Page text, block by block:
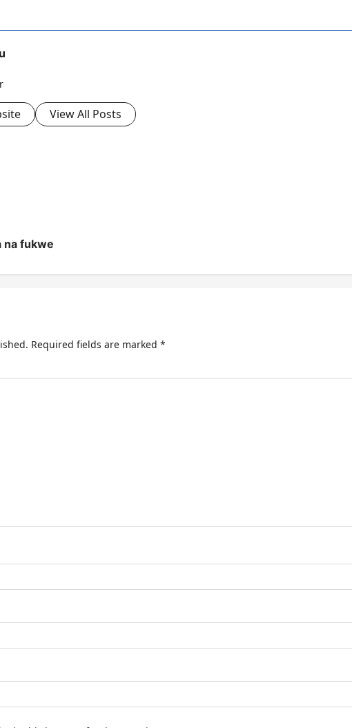
View All Posts
na fukwe
Required fields are marked *